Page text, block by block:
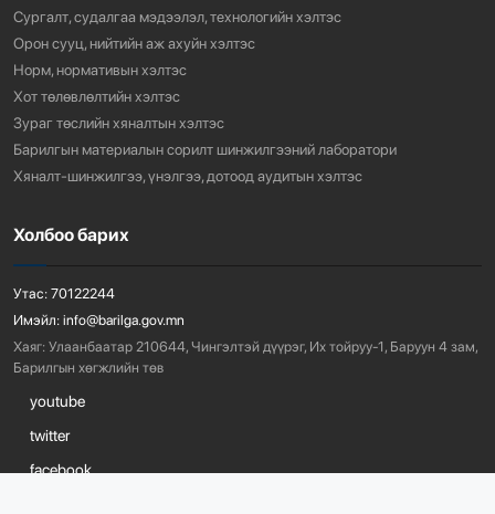
Сургалт, судалгаа мэдээлэл, технологийн хэлтэс
Орон сууц, нийтийн аж ахуйн хэлтэс
Норм, нормативын хэлтэс
Хот төлөвлөлтийн хэлтэс
Зураг төслийн хяналтын хэлтэс
Барилгын материалын сорилт шинжилгээний лаборатори
Хяналт-шинжилгээ, үнэлгээ, дотоод аудитын хэлтэс
Холбоо барих
Утас: 70122244
Имэйл: info@barilga.gov.mn
Хаяг: Улаанбаатар 210644, Чингэлтэй дүүрэг, Их тойруу-1, Баруун 4 зам,
Барилгын хөгжлийн төв
youtube
twitter
facebook